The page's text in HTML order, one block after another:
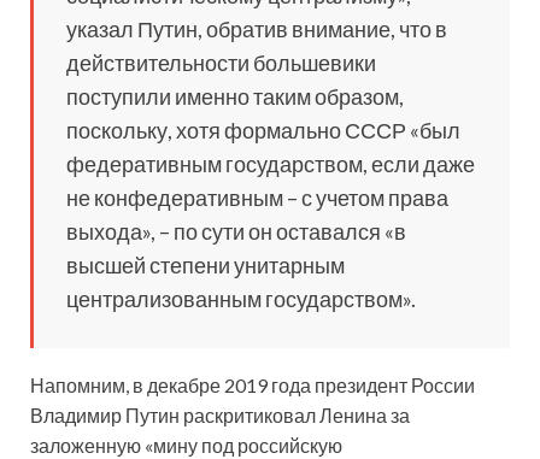
указал Путин, обратив внимание, что в
действительности большевики
поступили именно таким образом,
поскольку, хотя формально СССР «был
федеративным государством, если даже
не конфедеративным – с учетом права
выхода», – по сути он оставался «в
высшей степени унитарным
централизованным государством».
Напомним, в декабре 2019 года президент России
Владимир Путин раскритиковал Ленина за
заложенную «мину под российскую